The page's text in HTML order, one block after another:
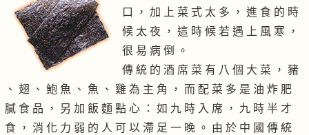
口 ， 加 上 菜 式 太 多 ， 進 食 的 時
候 太 夜 ， 這 時 候 若 遇 上 風 寒 ，
很 易 病 倒 。
傳 統 的 酒 席 菜 有 八 個 大 菜 ， 豬
、 翅 、 鮑 魚 、 魚 、 雞 為 主 角 ， 而 配 菜 多 是 油 炸 肥
膩 食 品 ， 另 加 飯 麵 點 心 ： 如 九 時 入 席 ， 九 時 半 才
食 ， 消 化 力 弱 的 人 可 以 滯 足 一 晚 。 由 於 中 國 傳 統